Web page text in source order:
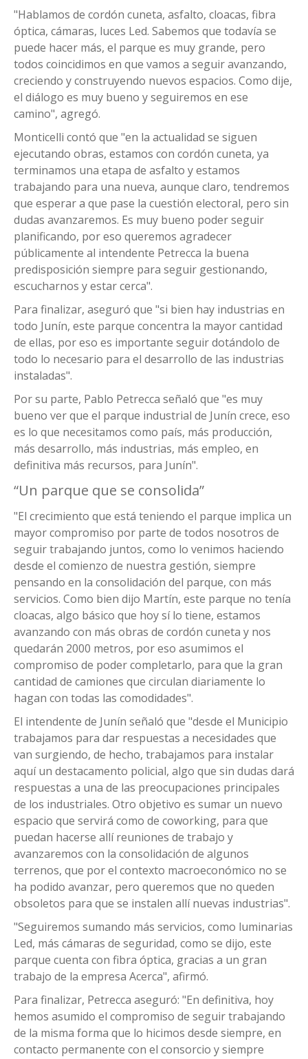
"Hablamos de cordón cuneta, asfalto, cloacas, fibra
óptica, cámaras, luces Led. Sabemos que todavía se
puede hacer más, el parque es muy grande, pero
todos coincidimos en que vamos a seguir avanzando,
creciendo y construyendo nuevos espacios. Como dije,
el diálogo es muy bueno y seguiremos en ese
camino", agregó.
Monticelli contó que "en la actualidad se siguen
ejecutando obras, estamos con cordón cuneta, ya
terminamos una etapa de asfalto y estamos
trabajando para una nueva, aunque claro, tendremos
que esperar a que pase la cuestión electoral, pero sin
dudas avanzaremos. Es muy bueno poder seguir
planificando, por eso queremos agradecer
públicamente al intendente Petrecca la buena
predisposición siempre para seguir gestionando,
escucharnos y estar cerca".
Para finalizar, aseguró que "si bien hay industrias en
todo Junín, este parque concentra la mayor cantidad
de ellas, por eso es importante seguir dotándolo de
todo lo necesario para el desarrollo de las industrias
instaladas".
Por su parte, Pablo Petrecca señaló que "es muy
bueno ver que el parque industrial de Junín crece, eso
es lo que necesitamos como país, más producción,
más desarrollo, más industrias, más empleo, en
definitiva más recursos, para Junín".
“Un parque que se consolida”
"El crecimiento que está teniendo el parque implica un
mayor compromiso por parte de todos nosotros de
seguir trabajando juntos, como lo venimos haciendo
desde el comienzo de nuestra gestión, siempre
pensando en la consolidación del parque, con más
servicios. Como bien dijo Martín, este parque no tenía
cloacas, algo básico que hoy sí lo tiene, estamos
avanzando con más obras de cordón cuneta y nos
quedarán 2000 metros, por eso asumimos el
compromiso de poder completarlo, para que la gran
cantidad de camiones que circulan diariamente lo
hagan con todas las comodidades".
El intendente de Junín señaló que "desde el Municipio
trabajamos para dar respuestas a necesidades que
van surgiendo, de hecho, trabajamos para instalar
aquí un destacamento policial, algo que sin dudas dará
respuestas a una de las preocupaciones principales
de los industriales. Otro objetivo es sumar un nuevo
espacio que servirá como de coworking, para que
puedan hacerse allí reuniones de trabajo y
avanzaremos con la consolidación de algunos
terrenos, que por el contexto macroeconómico no se
ha podido avanzar, pero queremos que no queden
obsoletos para que se instalen allí nuevas industrias".
"Seguiremos sumando más servicios, como luminarias
Led, más cámaras de seguridad, como se dijo, este
parque cuenta con fibra óptica, gracias a un gran
trabajo de la empresa Acerca", afirmó.
Para finalizar, Petrecca aseguró: "En definitiva, hoy
hemos asumido el compromiso de seguir trabajando
de la misma forma que lo hicimos desde siempre, en
contacto permanente con el consorcio y siempre